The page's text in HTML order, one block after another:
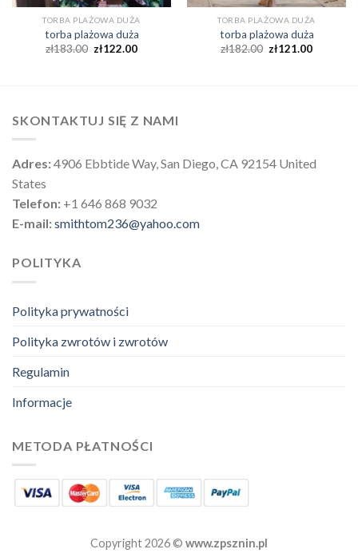
TORBA PLAŻOWA DUŻA
torba plażowa duża
zł183.00 zł122.00
TORBA PLAŻOWA DUŻA
torba plażowa duża
zł182.00 zł121.00
SKONTAKTUJ SIĘ Z NAMI
Adres:4906 Ebbtide Way, San Diego, CA 92154 United
States
Telefon: +1 646 868 9032
E-mail:smithtom236@yahoo.com
POLITYKA
Polityka prywatności
Polityka zwrotów i zwrotów
Regulamin
Informacje
METODA PŁATNOŚCI
Copyright 2026 © www.zpsznin.pl